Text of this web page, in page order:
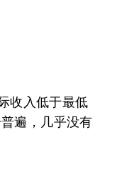
收入低于最低
遍，几乎没有